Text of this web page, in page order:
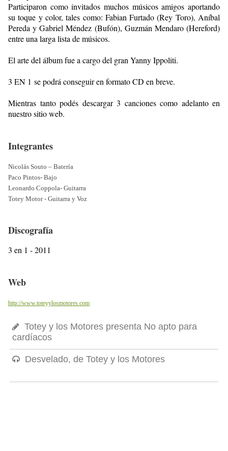
Participaron como invitados muchos músicos amigos aportando
su toque y color, tales como: Fabian Furtado (Rey Toro), Aníbal
Pereda y Gabriel Méndez (Bufón), Guzmán Mendaro (Hereford)
entre una larga lista de músicos.
El arte del álbum fue a cargo del gran Yanny Ippoliti.
3 EN 1 se podrá conseguir en formato CD en breve.
Mientras tanto podés descargar 3 canciones como adelanto en
nuestro sitio web.
Integrantes
Nicolás Souto – Batería
Paco Pintos- Bajo
Leonardo Coppola- Guitarra
Totey Motor - Guitarra y Voz
Discografía
3 en 1 - 2011
Web
http://www.toteyylosmotores.com
Totey y los Motores presenta No apto para
cardíacos
Desvelado, de Totey y los Motores